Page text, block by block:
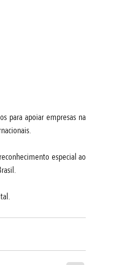
para apoiar empresas na
especial ao